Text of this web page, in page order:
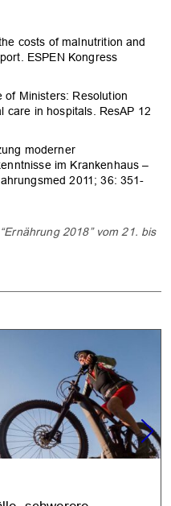
costs of malnutrition and
ESPEN Kongress
of Ministers: Resolution
care in hospitals. ResAP 12
moderner
im Krankenhaus –
2011; 36: 351-
2018” vom 21. bis